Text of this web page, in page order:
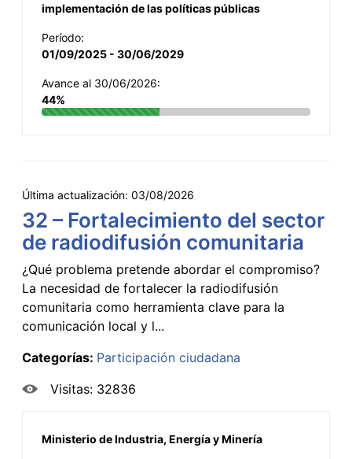
implementación de las políticas públicas
Período:
01/09/2025 - 30/06/2029
Avance al 30/06/2026:
44%
Última actualización: 03/08/2026
32 – Fortalecimiento del sector
de radiodifusión comunitaria
¿Qué problema pretende abordar el compromiso?
La necesidad de fortalecer la radiodifusión
comunitaria como herramienta clave para la
comunicación local y l...
Categorías: Participación ciudadana
Visitas: 32836
Ministerio de Industria, Energía y Minería